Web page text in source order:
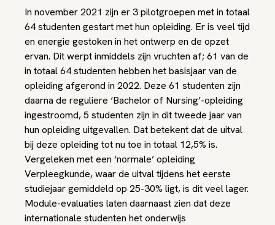
In november 2021 zijn er 3 pilotgroepen met in totaal
64 studenten gestart met hun opleiding. Er is veel tijd
en energie gestoken in het ontwerp en de opzet
ervan. Dit werpt inmiddels zijn vruchten af; 61 van de
in totaal 64 studenten hebben het basisjaar van de
opleiding afgerond in 2022. Deze 61 studenten zijn
daarna de reguliere ‘Bachelor of Nursing’-opleiding
ingestroomd, 5 studenten zijn in dit tweede jaar van
hun opleiding uitgevallen. Dat betekent dat de uitval
bij deze opleiding tot nu toe in totaal 12,5% is.
Vergeleken met een ‘normale’ opleiding
Verpleegkunde, waar de uitval tijdens het eerste
studiejaar gemiddeld op 25-30% ligt, is dit veel lager.
Module-evaluaties laten daarnaast zien dat deze
internationale studenten het onderwijs